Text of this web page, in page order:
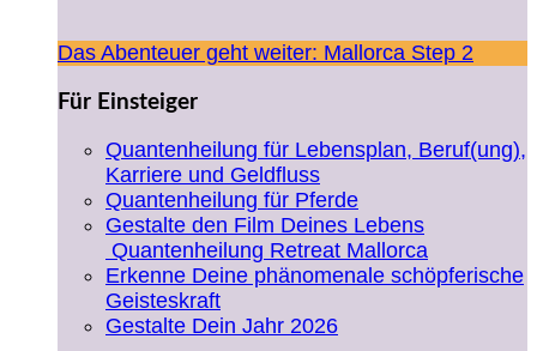
Das Abenteuer geht weiter: Mallorca Step 2
Für Einsteiger
Quantenheilung für Lebensplan, Beruf(ung),
Karriere und Geldfluss
Quantenheilung für Pferde
Gestalte den Film Deines Lebens
Quantenheilung Retreat Mallorca
Erkenne Deine phänomenale schöpferische
Geisteskraft
Gestalte Dein Jahr 2026